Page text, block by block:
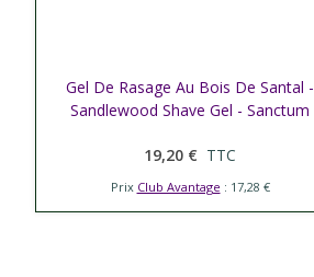
Afficher plus
Gel De Rasage Au Bois De Santal -
Sandlewood Shave Gel - Sanctum
19,20 € TTC
Prix Club Avantage : 17,28 €